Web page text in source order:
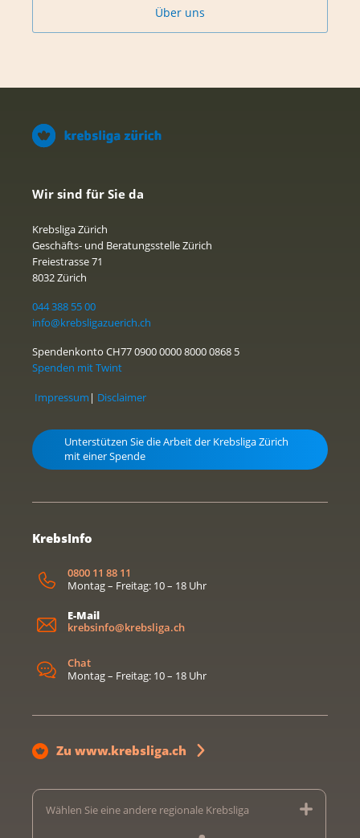
Über uns
Wir sind für Sie da
Krebsliga Zürich
Geschäfts- und Beratungsstelle Zürich
Freiestrasse 71
8032 Zürich
044 388 55 00
info@krebsligazuerich.ch
Spendenkonto CH77 0900 0000 8000 0868 5
Spenden mit Twint
Impressum | Disclaimer
Unterstützen Sie die Arbeit der Krebsliga Zürich
mit einer Spende
KrebsInfo
0800 11 88 11
Montag – Freitag: 10 – 18 Uhr
E-Mail
krebsinfo@krebsliga.ch
Chat
Montag – Freitag: 10 – 18 Uhr
Zu www.krebsliga.ch
Wählen Sie eine andere regionale Krebsliga